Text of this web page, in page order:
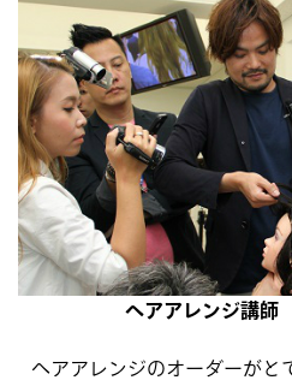
ヘアアレンジ講
ヘアアレンジのオーダーがと